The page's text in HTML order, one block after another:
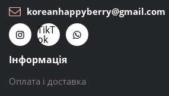
koreanhappyberry@gmail.com
TikT
ok
Інформація
Оплата і доставка